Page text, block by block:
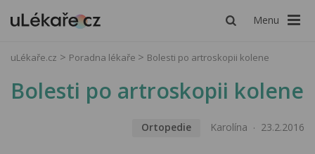
Menu
uLékaře.cz Poradna lékaře Bolesti po artroskopii kolene
Bolesti po artroskopii kolene
Ortopedie Karolína 23.2.2016